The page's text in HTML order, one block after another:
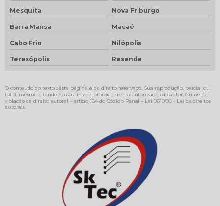
Mesquita Nova Friburgo
Barra Mansa Macaé
Cabo Frio Nilópolis
Teresópolis Resende
O conteúdo do texto desta página é de direito reservado. Sua reprodução, parcial ou
total, mesmo citando nossos links, é proibida sem a autorização do autor. Crime de
violação de direito autoral – artigo 184 do Código Penal – Lei 9610/98 - Lei de direitos
autorais.